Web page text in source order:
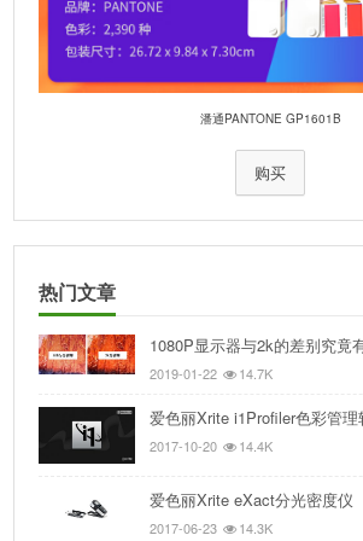
潘通PANTONE GP1601B
购买
热门文章
1080P显示器与2k的差别究竟
2019-01-22 14.7K
爱色丽Xrite i1Profiler色彩管
2017-10-20 14.4K
爱色丽Xrite eXact分光密度仪
2017-06-23 14.3K